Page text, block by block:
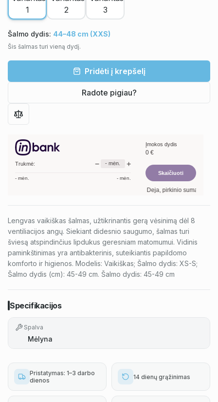
Šalmo dydis: 44–48 cm (XXS)
Šis šalmas turi vieną dydį.
Pridėti į krepšelį
Radote pigiau?
Trukmė: − - mėn. +
- mėn. -mėn.
Įmokos dydis
0 €
Skaičiuoti
Deja, pirkinio suma per
Lengvas vaikiškas šalmas, užtikrinantis gerą vėsinimą dėl 8
ventiliacijos angų. Siekiant didesnio saugumo, šalmas turi
šviesą atspindinčius lipdukus geresniam matomumui. Vidinis
paminkštinimas yra antibakterinis, suteikiantis papildomo
komforto ir higienos. Modelis: Vaikiškas; Šalmo dydis: XS-S;
Šalmo dydis (cm): 45-49 cm. Šalmo dydis: 45-49 cm
Specifikacijos
Spalva
Mėlyna
Pristatymas: 1–3 darbo
dienos
14 dienų grąžinimas